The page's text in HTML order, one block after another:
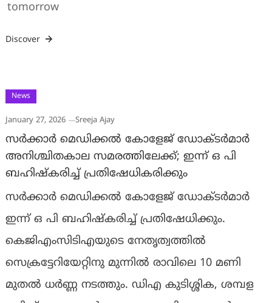
tomorrow
Discover
News
January 27, 2026 Sreeja Ajay
സർക്കാർ മെഡിക്കൽ കോളേജ് ഡോക്ടർമാർ
അനിശ്ചിതകാല സമരത്തിലേക്ക്; ഇന്ന് ഒ പി
ബഹിഷ്കരിച്ച് പ്രതിഷേധികരിക്കും
സർക്കാർ മെഡിക്കൽ കോളേജ് ഡോക്ടർമാർ
ഇന്ന് ഒ പി ബഹിഷ്കരിച്ച് പ്രതിഷേധിക്കും.
കെജിഎംസിടിഎയുടെ നേതൃത്വത്തിൽ
സെക്രട്ടേറിയേറ്റിനു മുന്നിൽ രാവിലെ 10 മണി
മുതൽ ധർണ്ണ നടത്തും. ഡിഎ കുടിശ്ശിക, ശമ്പള